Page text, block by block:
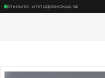
ОТКРЫТО • ИППОДРОМСКАЯ, 56